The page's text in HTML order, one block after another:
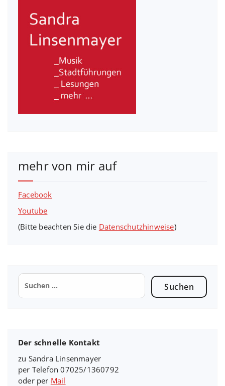
mehr von mir auf
Facebook
Youtube
(Bitte beachten Sie die Datenschutzhinweise)
Suchen
nach:
Der schnelle Kontakt
zu Sandra Linsenmayer
per Telefon 07025/1360792
oder per Mail